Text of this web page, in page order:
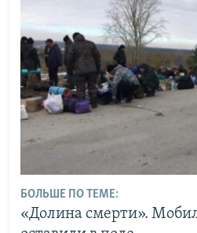
БОЛЬШЕ ПО ТЕМЕ:
«Долина смерти».